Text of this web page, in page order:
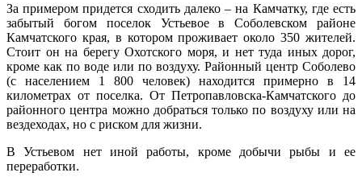
За примером придется сходить далеко – на Камчатку, где есть
забытый богом поселок Устьевое в Соболевском районе
Камчатского края, в котором проживает около 350 жителей.
Стоит он на берегу Охотского моря, и нет туда иных дорог,
кроме как по воде или по воздуху. Районный центр Соболево
(с населением 1 800 человек) находится примерно в 14
километрах от поселка. От Петропавловска-Камчатского до
районного центра можно добраться только по воздуху или на
вездеходах, но с риском для жизни.
В Устьевом нет иной работы, кроме добычи рыбы и ее
переработки.